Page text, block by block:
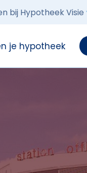
bij Hypotheek Visie
je hypotheek